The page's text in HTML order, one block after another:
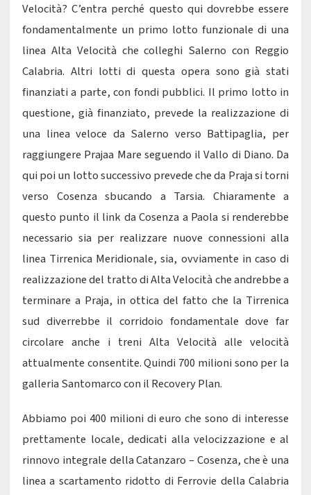
Velocità? C’entra perché questo qui dovrebbe essere
fondamentalmente un primo lotto funzionale di una
linea Alta Velocità che colleghi Salerno con Reggio
Calabria. Altri lotti di questa opera sono già stati
finanziati a parte, con fondi pubblici. Il primo lotto in
questione, già finanziato, prevede la realizzazione di
una linea veloce da Salerno verso Battipaglia, per
raggiungere Prajaa Mare seguendo il Vallo di Diano. Da
qui poi un lotto successivo prevede che da Praja si torni
verso Cosenza sbucando a Tarsia. Chiaramente a
questo punto il link da Cosenza a Paola si renderebbe
necessario sia per realizzare nuove connessioni alla
linea Tirrenica Meridionale, sia, ovviamente in caso di
realizzazione del tratto di Alta Velocità che andrebbe a
terminare a Praja, in ottica del fatto che la Tirrenica
sud diverrebbe il corridoio fondamentale dove far
circolare anche i treni Alta Velocità alle velocità
attualmente consentite. Quindi 700 milioni sono per la
galleria Santomarco con il Recovery Plan.
Abbiamo poi 400 milioni di euro che sono di interesse
prettamente locale, dedicati alla velocizzazione e al
rinnovo integrale della Catanzaro – Cosenza, che è una
linea a scartamento ridotto di Ferrovie della Calabria